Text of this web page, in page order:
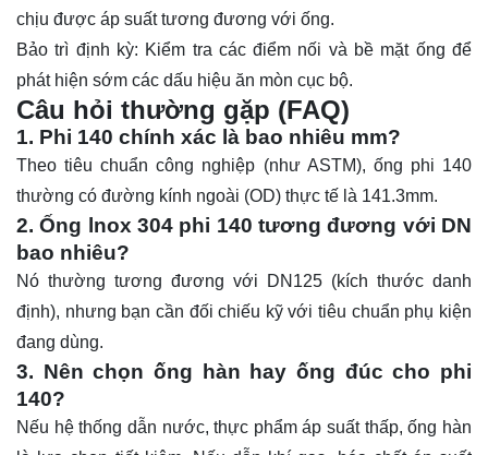
chịu được áp suất tương đương với ống.
Bảo trì định kỳ: Kiểm tra các điểm nối và bề mặt ống để
phát hiện sớm các dấu hiệu ăn mòn cục bộ.
Câu hỏi thường gặp (FAQ)
1. Phi 140 chính xác là bao nhiêu mm?
Theo tiêu chuẩn công nghiệp (như ASTM), ống phi 140
thường có đường kính ngoài (OD) thực tế là 141.3mm.
2. Ống lnox 304 phi 140 tương đương với DN
bao nhiêu?
Nó thường tương đương với DN125 (kích thước danh
định), nhưng bạn cần đối chiếu kỹ với tiêu chuẩn phụ kiện
đang dùng.
3. Nên chọn ống hàn hay ống đúc cho phi
140?
Nếu hệ thống dẫn nước, thực phẩm áp suất thấp, ống hàn